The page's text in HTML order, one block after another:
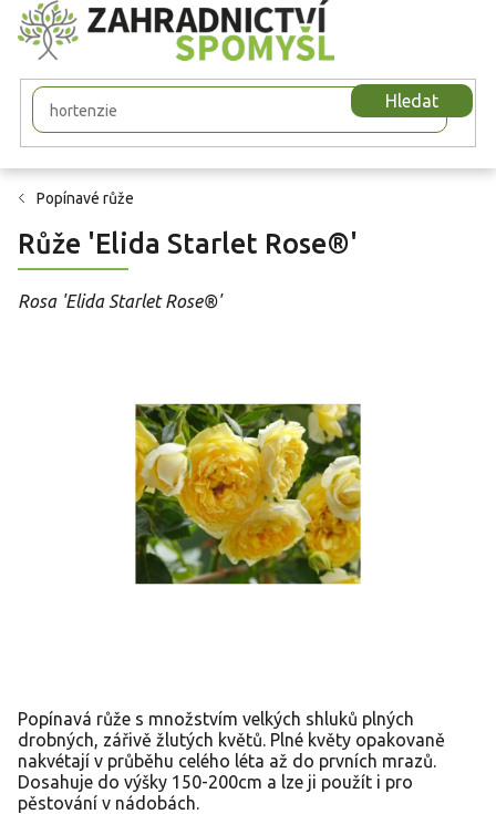
Přejít
na
obsah
Hledat
Popínavé růže
Růže 'Elida Starlet Rose®'
Rosa 'Elida Starlet Rose®'
Popínavá růže s množstvím velkých shluků plných
drobných, zářivě žlutých květů. Plné květy opakovaně
nakvétají v průběhu celého léta až do prvních mrazů.
Dosahuje do výšky 150-200cm a lze ji použít i pro
pěstování v nádobách.